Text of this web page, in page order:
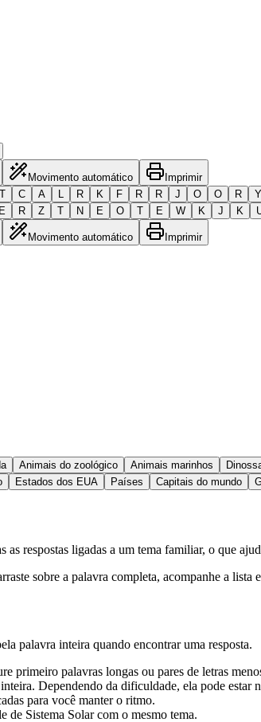
Movimento automático
Imprimir
T C A L R K F R R J O O R Y
E R Z T N E O T E W K J K
Movimento automático Imprimir
Animais do zoológico Animais marinhos
Estados dos EUA Países Capitais do mundo
as respostas ligadas a um tema familiar, o que
sobre a palavra completa, acompanhe a
palavra inteira quando encontrar uma resposta.
primeiro palavras longas ou pares de letras
Dependendo da dificuldade, ela pode
para você manter o ritmo.
Sistema Solar com o mesmo tema.